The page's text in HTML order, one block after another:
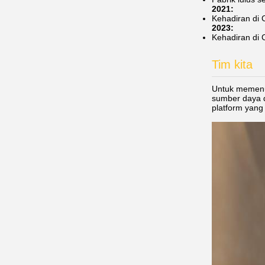
2021:
Kehadiran di
2023:
Kehadiran di
Tim kita
Untuk
sumber daya
platform